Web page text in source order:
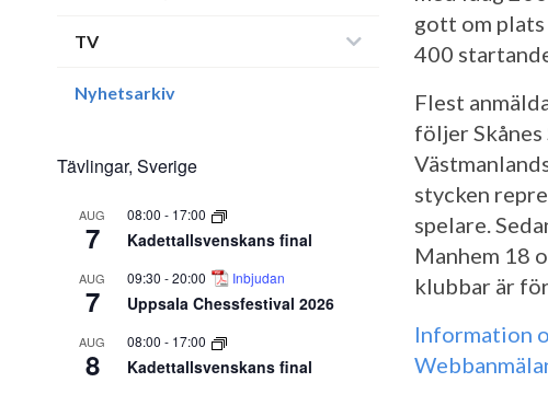
TV
Nyhetsarkiv
Tävlingar, Sverige
AUG
7
08:00 - 17:00
Kadettallsvenskans final
AUG
7
09:30 -20:00 Inbjudan
Uppsala Chessfestival 2026
AUG
8
08:00 - 17:00
Kadettallsvenskans final
gott om
400
Flest
följer Skånes
stycken
spelare.
Manhem 18
klubbar är
Information